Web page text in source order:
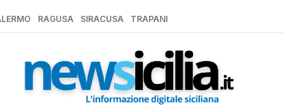
RAGUSA SIRACUSA TRAPANI